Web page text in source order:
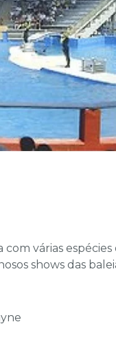
várias
shows das